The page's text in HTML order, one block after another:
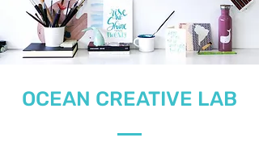
OCEAN CREATIVE LAB